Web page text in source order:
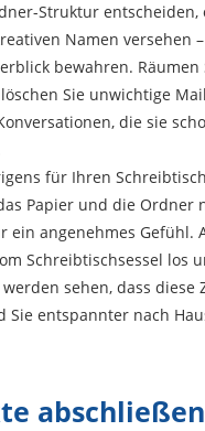
Struktur entscheiden,
Namen versehen
bewahren. Räumen
Sie unwichtige
die sie
für Ihren
Papier und die Ordner
ein angenehmes Gefühl.
Schreibtischsessel los
sehen, dass diese
Sie entspannter nach
abschließen